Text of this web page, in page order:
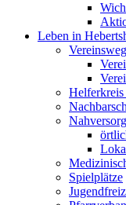
Leben in
Spielplätze